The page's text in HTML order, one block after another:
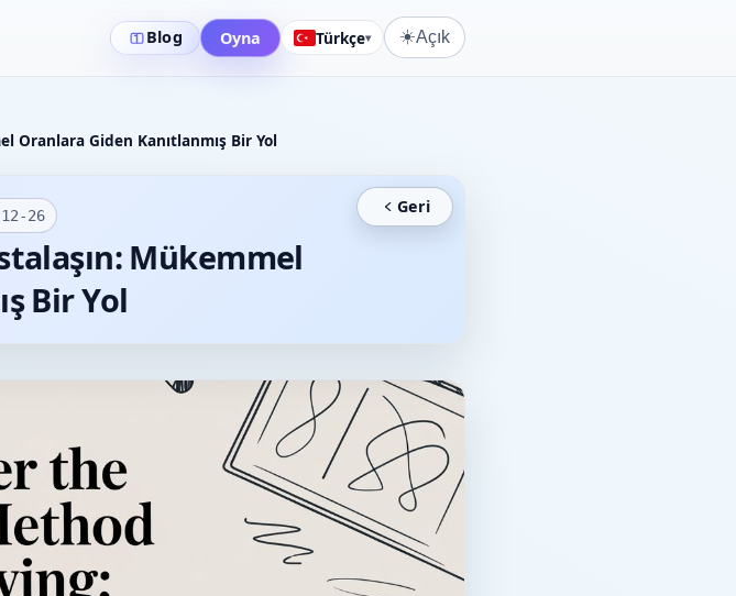
Blog Oyna Türkçe▾ ☀️Açık
Oranlara Giden Kanıtlanmış Bir Yol
Geri
26
Mükemmel
Bir Yol